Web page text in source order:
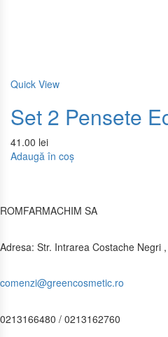
Quick View
Set 2 Pensete
41.00 lei
Adaugă în coș
ROMFARMACHIM SA
Adresa: Str. Intrarea Costache Negri
comenzi@greencosmetic.ro
0213166480 / 0213162760